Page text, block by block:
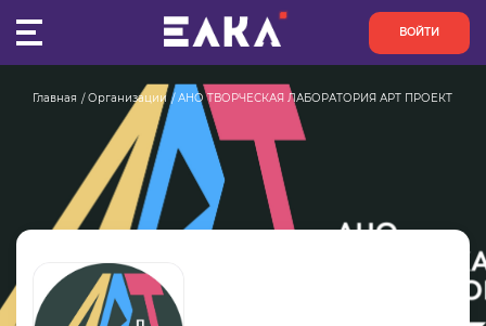
ВОЙТИ
ПУЛЬС
КОНКУРСЫ
ОРГАНИЗАЦИИ
АКТИВИСТЫ
Главная Организации АНО ТВОРЧЕСКАЯ ЛАБОРАТОРИЯ АРТ ПРОЕКТ